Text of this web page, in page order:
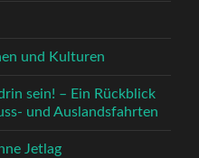
und Kulturen
sein! – Ein Rückblick
und Auslandsfahrten
Jetlag